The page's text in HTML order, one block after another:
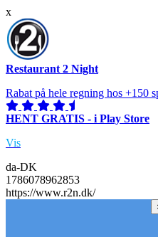
x
Restaurant 2 Night
Rabat på hele regning hos +150
HENT GRATIS - i Play Store
Vis
da-DK
1786078962853
https://www.r2n.dk/